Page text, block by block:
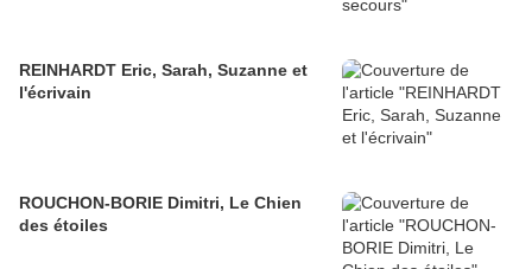
REINHARDT Eric, Sarah, Suzanne et
l'écrivain
ROUCHON-BORIE Dimitri, Le Chien
des étoiles